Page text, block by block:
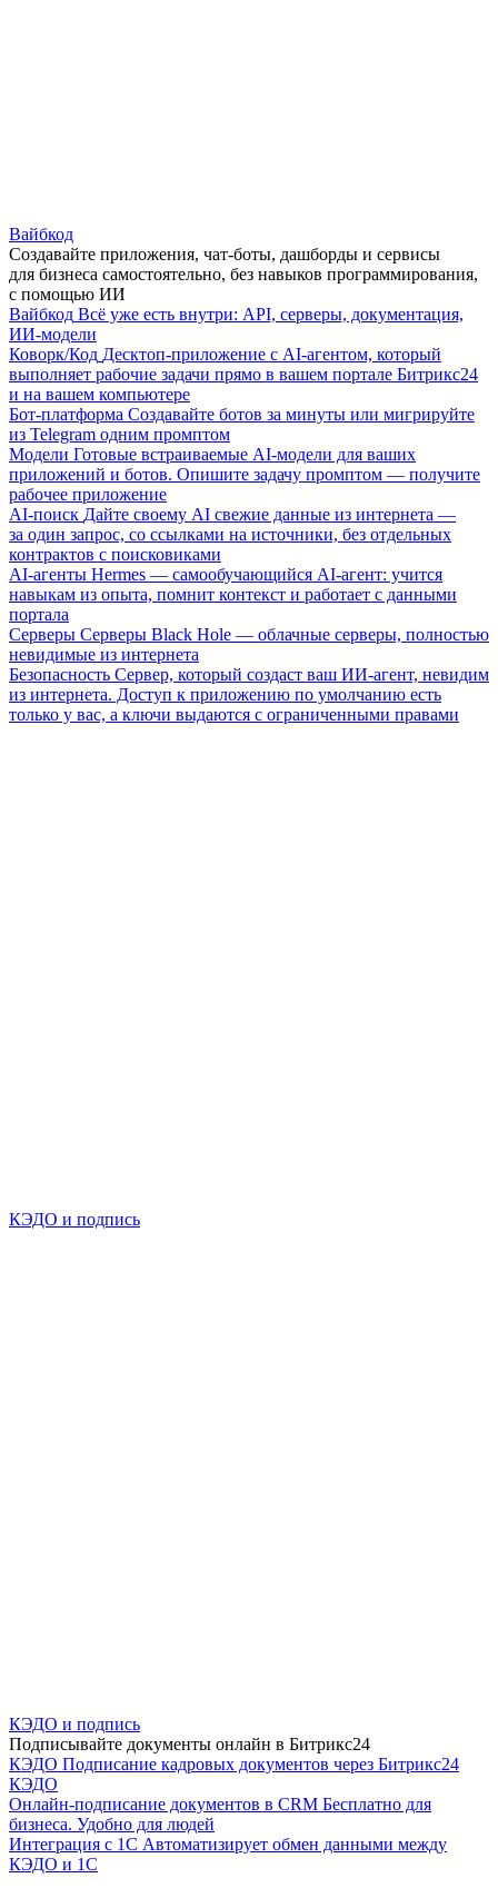
Вайбкод
Создавайте приложения, чат-боты, дашборды и сервисы
для бизнеса самостоятельно, без навыков программирования,
с помощью ИИ
Вайбкод Всё уже есть внутри: API, серверы, документация,
ИИ-модели
Коворк/Код Десктоп-приложение с AI-агентом, который
выполняет рабочие задачи прямо в вашем портале Битрикс24
и на вашем компьютере
Бот-платформа Создавайте ботов за минуты или мигрируйте
из Telegram одним промптом
Модели Готовые встраиваемые AI-модели для ваших
приложений и ботов. Опишите задачу промптом — получите
рабочее приложение
AI-поиск Дайте своему AI свежие данные из интернета —
за один запрос, со ссылками на источники, без отдельных
контрактов с поисковиками
AI-агенты Hermes — самообучающийся AI-агент: учится
навыкам из опыта, помнит контекст и работает с данными
портала
Серверы Серверы Black Hole — облачные серверы, полностью
невидимые из интернета
Безопасность Сервер, который создаст ваш ИИ-агент, невидим
из интернета. Доступ к приложению по умолчанию есть
только у вас, а ключи выдаются с ограниченными правами
КЭДО и подпись
КЭДО и подпись
Подписывайте документы онлайн в Битрикс24
КЭДО Подписание кадровых документов через Битрикс24
КЭДО
Онлайн-подписание документов в CRM Бесплатно для
бизнеса. Удобно для людей
Интеграция с 1С Автоматизирует обмен данными между
КЭДО и 1С